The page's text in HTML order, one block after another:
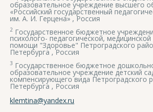
образовательное учреждение высшего
«Российский государственный
им. А. И. Герцена» , Россия
2 Государственное бюджетное
психолого- педагогической,
помощи "Здоровье" Петроградского
Петербурга , Россия
3 Государственное бюджетное
образовательное учреждение детский
компенсирующего вида Петроградского
Петербурга , Россия
klemtina@yandex.ru